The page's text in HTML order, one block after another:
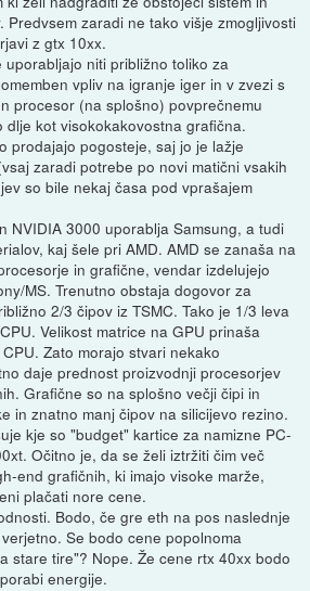
Predvsem zaradi ne tako višje zmogljivosti
z gtx 10xx.
niti približno toliko za
vpliv na igranje iger in v zvezi s
procesor (na splošno) povprečnemu
kot visokokakovostna grafična.
prodajajo pogosteje, saj jo je lažje
zaradi potrebe po novi matični vsakih
so bile nekaj časa pod vprašajem
NVIDIA 3000 uporablja Samsung, a tudi
kaj šele pri AMD. AMD se zanaša na
in grafične, vendar izdelujejo
MS. Trenutno obstaja dogovor za
2/3 čipov iz TSMC. Tako je 1/3 leva
Velikost matrice na GPU prinaša
Zato morajo stvari nekako
daje prednost proizvodnji procesorjev
Grafične so na splošno večji čipi in
in znatno manj čipov na silicijevo rezino.
kje so "budget" kartice za namizne PC-
Očitno je, da se želi iztržiti čim več
end grafičnih, ki imajo visoke marže,
plačati nore cene.
Bodo, če gre eth na pos naslednje
Se bodo cene popolnoma
stare tire"? Nope. Že cene rtx 40xx bodo
energije.